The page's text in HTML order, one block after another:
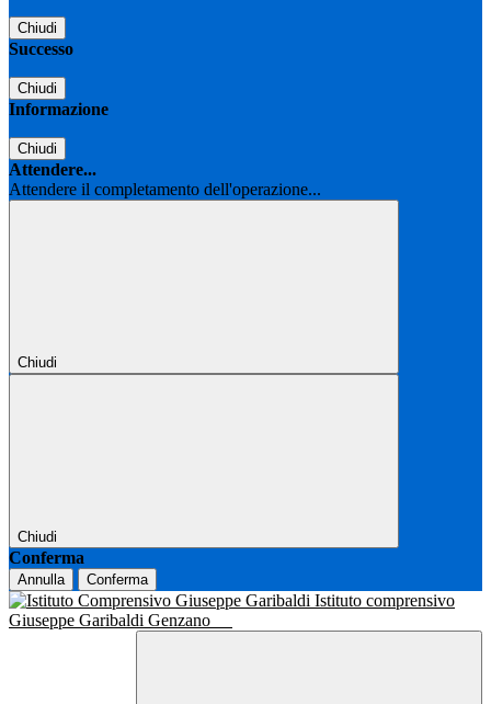
Chiudi
Successo
Chiudi
Informazione
Chiudi
Attendere...
Attendere il completamento dell'operazione...
Chiudi
Chiudi
Conferma
Annulla Conferma
Istituto comprensivo
Giuseppe Garibaldi Genzano